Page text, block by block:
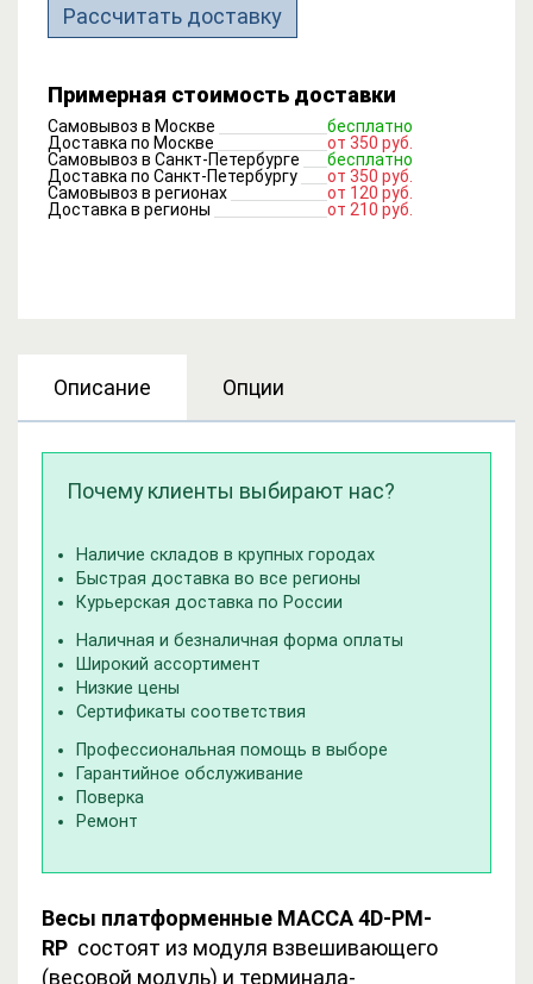
Рассчитать доставку
Примерная стоимость доставки
Самовывоз в Москве
бесплатно
Доставка по Москве
от 350 руб.
Самовывоз в Санкт-Петербурге
бесплатно
Доставка по Санкт-Петербургу
от 350 руб.
Самовывоз в регионах
от 120 руб.
Доставка в регионы
от 210 руб.
Описание Опции
Почему клиенты выбирают нас?
Наличие складов в крупных городах
Быстрая доставка во все регионы
Курьерская доставка по России
Наличная и безналичная форма оплаты
Широкий ассортимент
Низкие цены
Сертификаты соответствия
Профессиональная помощь в выборе
Гарантийное обслуживание
Поверка
Ремонт
Весы платформенные МАССА 4D-PM-
RP состоят из модуля взвешивающего
(весовой модуль) и терминала-